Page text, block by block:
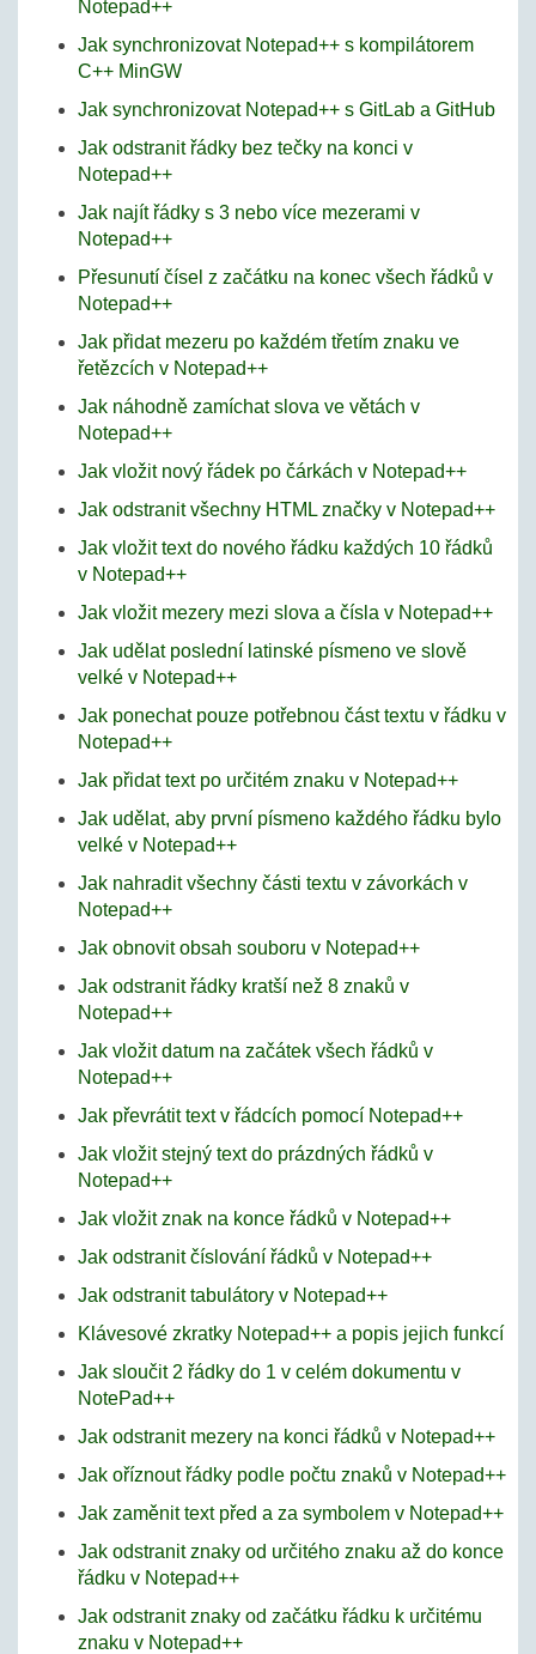
Notepad++
Jak synchronizovat Notepad++ s kompilátorem
C++ MinGW
Jak synchronizovat Notepad++ s GitLab a GitHub
Jak odstranit řádky bez tečky na konci v
Notepad++
Jak najít řádky s 3 nebo více mezerami v
Notepad++
Přesunutí čísel z začátku na konec všech řádků v
Notepad++
Jak přidat mezeru po každém třetím znaku ve
řetězcích v Notepad++
Jak náhodně zamíchat slova ve větách v
Notepad++
Jak vložit nový řádek po čárkách v Notepad++
Jak odstranit všechny HTML značky v Notepad++
Jak vložit text do nového řádku každých 10 řádků
v Notepad++
Jak vložit mezery mezi slova a čísla v Notepad++
Jak udělat poslední latinské písmeno ve slově
velké v Notepad++
Jak ponechat pouze potřebnou část textu v řádku v
Notepad++
Jak přidat text po určitém znaku v Notepad++
Jak udělat, aby první písmeno každého řádku bylo
velké v Notepad++
Jak nahradit všechny části textu v závorkách v
Notepad++
Jak obnovit obsah souboru v Notepad++
Jak odstranit řádky kratší než 8 znaků v
Notepad++
Jak vložit datum na začátek všech řádků v
Notepad++
Jak převrátit text v řádcích pomocí Notepad++
Jak vložit stejný text do prázdných řádků v
Notepad++
Jak vložit znak na konce řádků v Notepad++
Jak odstranit číslování řádků v Notepad++
Jak odstranit tabulátory v Notepad++
Klávesové zkratky Notepad++ a popis jejich funkcí
Jak sloučit 2 řádky do 1 v celém dokumentu v
NotePad++
Jak odstranit mezery na konci řádků v Notepad++
Jak oříznout řádky podle počtu znaků v Notepad++
Jak zaměnit text před a za symbolem v Notepad++
Jak odstranit znaky od určitého znaku až do konce
řádku v Notepad++
Jak odstranit znaky od začátku řádku k určitému
znaku v Notepad++